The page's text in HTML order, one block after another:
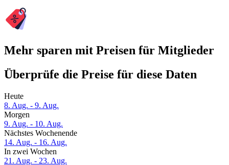
Mehr sparen mit Preisen für Mitglieder
Überprüfe die Preise für diese Daten
Heute
8. Aug. - 9. Aug.
Morgen
9. Aug. - 10. Aug.
Nächstes Wochenende
14. Aug. - 16. Aug.
In zwei Wochen
21. Aug. - 23. Aug.